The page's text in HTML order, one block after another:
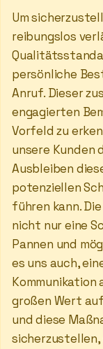
Um
reibungslos
persönliche
Anruf. Dieser
engagierten
Vorfeld zu
unsere Kunden
Ausbleiben
potenziellen
führen kann.
nicht nur eine
Pannen und
es uns auch,
großen Wert
und diese
sicherzustellen,